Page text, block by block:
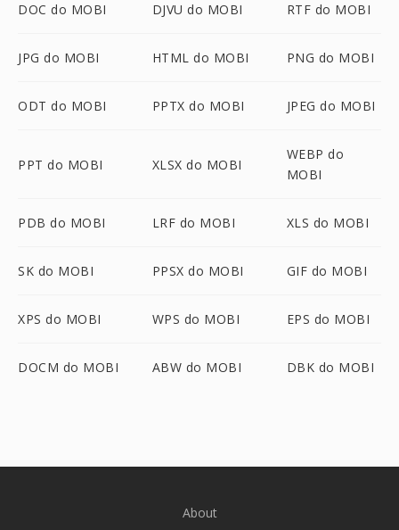
DOC do MOBI DJVU do MOBI RTF do MOBI
JPG do MOBI HTML do MOBI PNG do MOBI
ODT do MOBI PPTX do MOBI JPEG do MOBI
PPT do MOBI XLSX do MOBI
WEBP do
MOBI
PDB do MOBI LRF do MOBI XLS do MOBI
SK do MOBI PPSX do MOBI GIF do MOBI
XPS do MOBI WPS do MOBI EPS do MOBI
DOCM do MOBI ABW do MOBI DBK do MOBI
About